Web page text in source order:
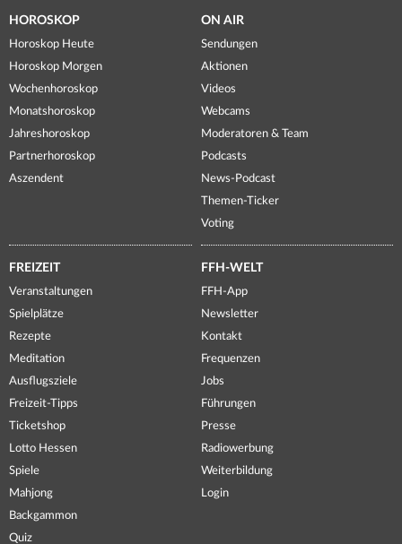
HOROSKOP
Horoskop Heute
Horoskop Morgen
Wochenhoroskop
Monatshoroskop
Jahreshoroskop
Partnerhoroskop
Aszendent
ON AIR
Sendungen
Aktionen
Videos
Webcams
Moderatoren & Team
Podcasts
News-Podcast
Themen-Ticker
Voting
FREIZEIT
Veranstaltungen
Spielplätze
Rezepte
Meditation
Ausflugsziele
Freizeit-Tipps
Ticketshop
Lotto Hessen
Spiele
Mahjong
Backgammon
Quiz
FFH-WELT
FFH-App
Newsletter
Kontakt
Frequenzen
Jobs
Führungen
Presse
Radiowerbung
Weiterbildung
Login